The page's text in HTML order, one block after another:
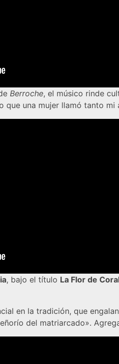
Berroche, el músico rinde
que una mujer llamó tanto
, bajo el título La Flor de
en la tradición, que
del matriarcado».